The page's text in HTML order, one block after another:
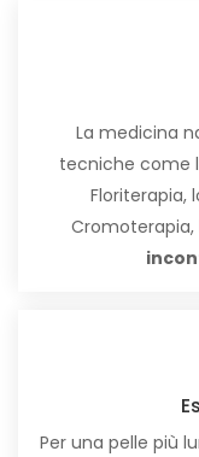
La medicina
tecniche come
Floriterapia,
Cromoterapia,
Per una pelle più